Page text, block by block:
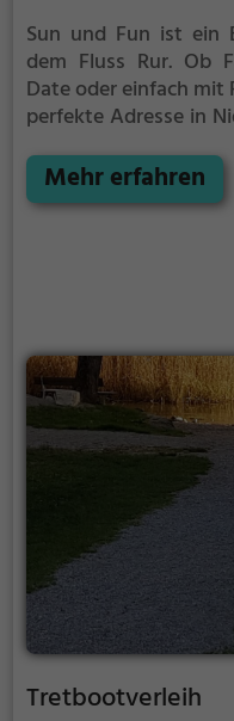
Sun und Fun ist ein
dem Fluss Rur. Ob
Date oder einfach mit
perfekte Adresse in
Wasserratten auf ihre
Mehr erfahren
Tretbootverleih